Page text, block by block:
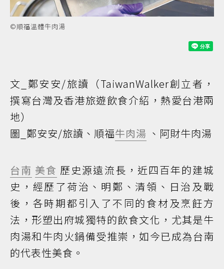
©順福溫體牛肉湯
文_鄭安安/旅讀（TaiwanWalker創立者，
撰寫台灣及香港旅遊飲食介紹，熱愛台港兩
地）
圖_鄭安安/旅讀、順福牛肉湯 、阿財牛肉湯
台南 美食 歷史源遠流長，近四百年的建城
史，經歷了荷治、明鄭、清領、日治及戰
後，各時期都引入了不同的食材及烹飪方
法，形塑出府城獨特的飲食文化，尤其是牛
肉湯和牛肉火鍋備受推崇，如今已成為台南
的代表性美食。